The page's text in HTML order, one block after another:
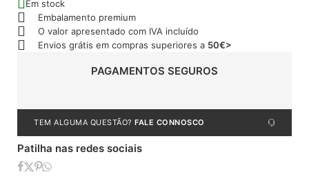
Em stock
Embalamento premium
O valor apresentado com IVA incluído
Envios grátis em compras superiores a 50€>
PAGAMENTOS SEGUROS
TEM ALGUMA QUESTÃO? FALE CONNOSCO
Patilha nas redes sociais